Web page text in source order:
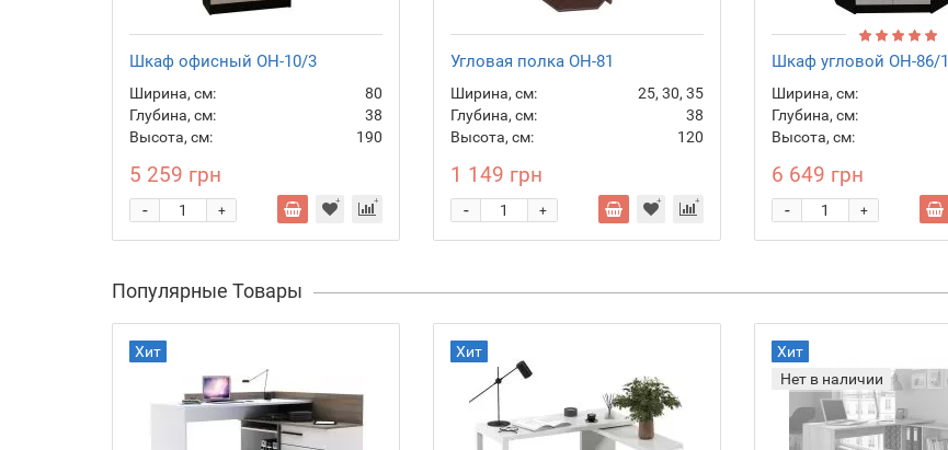
Шкаф офисный ОН-10/3
Ширина, см:
80
Глубина, см:
38
Высота, см:
190
5 259 грн
+
-
Угловая полка ОН-81
Ширина, см:
25, 30, 35
Глубина, см:
38
Высота, см:
120
1 149 грн
+
-
Шкаф угловой ОН-86/1
Ширина, см:
Глубина, см:
Высота, см:
6 649 грн
+
-
Популярные Товары
Хит Хит
Хит
Нет в наличии